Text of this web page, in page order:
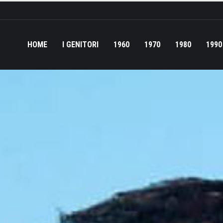
HOME I GENITORI 1960 1970 1980 1990